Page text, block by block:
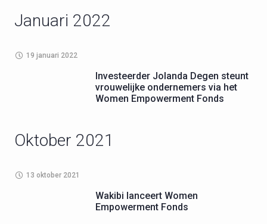
Januari 2022
19 januari 2022
Investeerder Jolanda Degen steunt
vrouwelijke ondernemers via het
Women Empowerment Fonds
Oktober 2021
13 oktober 2021
Wakibi lanceert Women
Empowerment Fonds